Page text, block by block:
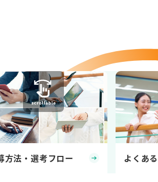
方法・選考フロー よくあ